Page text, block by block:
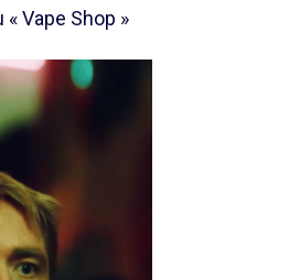
Vape Shop »